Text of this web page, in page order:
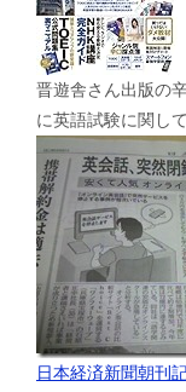
晋遊舎さん出版の
に英語試験に関して
日本経済新聞朝刊